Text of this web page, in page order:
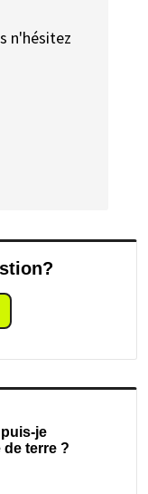
n'hésitez
je
de terre ?